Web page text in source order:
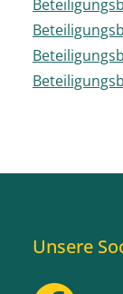
Unsere